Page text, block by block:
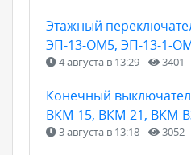
Этажный
ЭП-13-ОМ5, ЭП-13-1-
4 августа в 13:29 3401
Конечный
ВКМ-15, ВКМ-21, ВКМ-
3 августа в 13:18 3052